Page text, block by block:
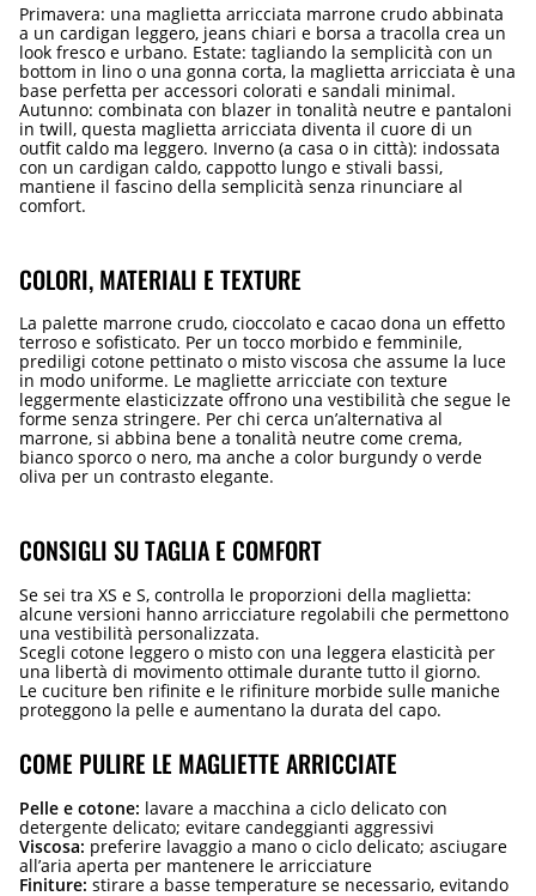
Primavera: una maglietta arricciata marrone crudo abbinata
a un cardigan leggero, jeans chiari e borsa a tracolla crea un
look fresco e urbano. Estate: tagliando la semplicità con un
bottom in lino o una gonna corta, la maglietta arricciata è una
base perfetta per accessori colorati e sandali minimal.
Autunno: combinata con blazer in tonalità neutre e pantaloni
in twill, questa maglietta arricciata diventa il cuore di un
outfit caldo ma leggero. Inverno (a casa o in città): indossata
con un cardigan caldo, cappotto lungo e stivali bassi,
mantiene il fascino della semplicità senza rinunciare al
comfort.
COLORI, MATERIALI E TEXTURE
La palette marrone crudo, cioccolato e cacao dona un effetto
terroso e sofisticato. Per un tocco morbido e femminile,
prediligi cotone pettinato o misto viscosa che assume la luce
in modo uniforme. Le magliette arricciate con texture
leggermente elasticizzate offrono una vestibilità che segue le
forme senza stringere. Per chi cerca un’alternativa al
marrone, si abbina bene a tonalità neutre come crema,
bianco sporco o nero, ma anche a color burgundy o verde
oliva per un contrasto elegante.
CONSIGLI SU TAGLIA E COMFORT
Se sei tra XS e S, controlla le proporzioni della maglietta:
alcune versioni hanno arricciature regolabili che permettono
una vestibilità personalizzata.
Scegli cotone leggero o misto con una leggera elasticità per
una libertà di movimento ottimale durante tutto il giorno.
Le cuciture ben rifinite e le rifiniture morbide sulle maniche
proteggono la pelle e aumentano la durata del capo.
COME PULIRE LE MAGLIETTE ARRICCIATE
Pelle e cotone: lavare a macchina a ciclo delicato con
detergente delicato; evitare candeggianti aggressivi
Viscosa: preferire lavaggio a mano o ciclo delicato; asciugare
all’aria aperta per mantenere le arricciature
Finiture: stirare a basse temperature se necessario, evitando